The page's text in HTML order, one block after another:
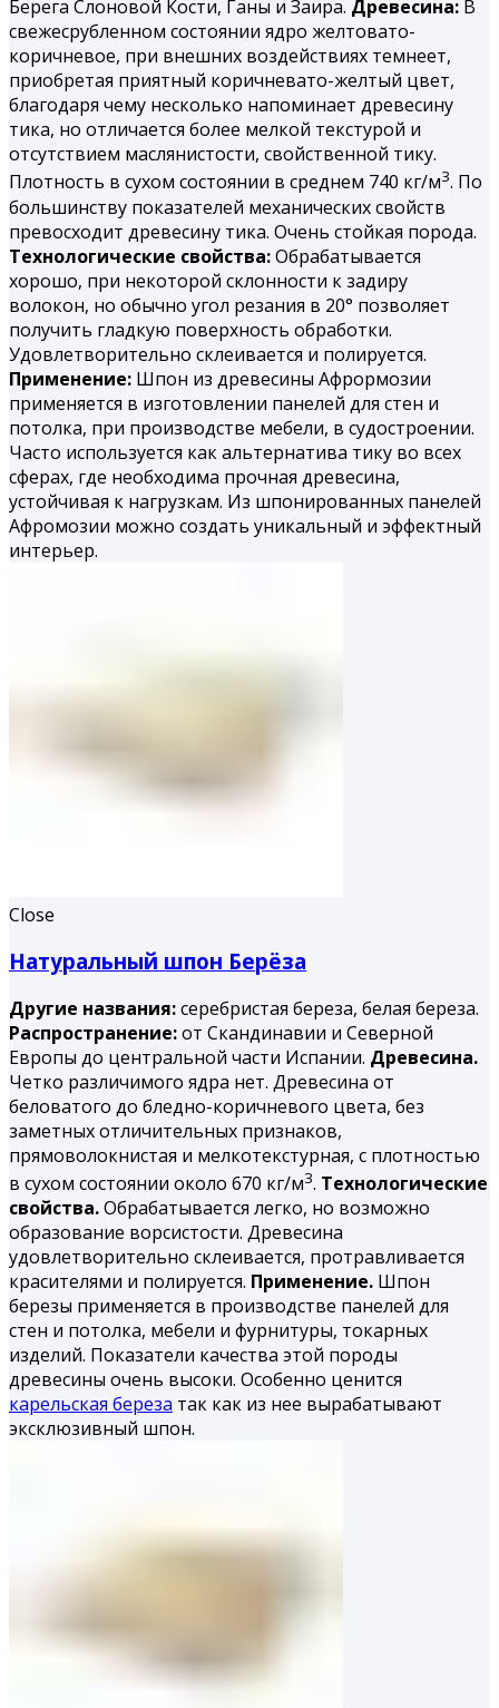
Берега Слоновой Кости, Ганы и Заира. Древесина: В
свежесрубленном состоянии ядро желтовато-
коричневое, при внешних воздействиях темнеет,
приобретая приятный коричневато-желтый цвет,
благодаря чему несколько напоминает древесину
тика, но отличается более мелкой текстурой и
отсутствием маслянистости, свойственной тику.
Плотность в сухом состоянии в среднем 740 кг/м3. По
большинству показателей механических свойств
превосходит древесину тика. Очень стойкая порода.
Технологические свойства:Обрабатывается
хорошо, при некоторой склонности к задиру
волокон, но обычно угол резания в 20° позволяет
получить гладкую поверхность обработки.
Удовлетворительно склеивается и полируется.
Применение: Шпон из древесины Афрормозии
применяется в изготовлении панелей для стен и
потолка, при производстве мебели, в судостроении.
Часто используется как альтернатива тику во всех
сферах, где необходима прочная древесина,
устойчивая к нагрузкам. Из шпонированных панелей
Афромозии можно создать уникальный и эффектный
интерьер.
Close
Натуральный шпон Берёза
Другие названия:серебристая береза, белая береза.
Распространение:от Скандинавии и Северной
Европы до центральной части Испании. Древесина.
Четко различимого ядра нет. Древесина от
беловатого до бледно-коричневого цвета, без
заметных отличительных признаков,
прямоволокнистая и мелкотекстурная, с плотностью
в сухом состоянии около 670 кг/м3. Технологические
свойства.Обрабатывается легко, но возможно
образование ворсистости. Древесина
удовлетворительно склеивается, протравливается
красителями и полируется. Применение. Шпон
березы применяется в производстве панелей для
стен и потолка, мебели и фурнитуры, токарных
изделий. Показатели качества этой породы
древесины очень высоки. Особенно ценится
карельская береза так как из нее вырабатывают
эксклюзивный шпон.